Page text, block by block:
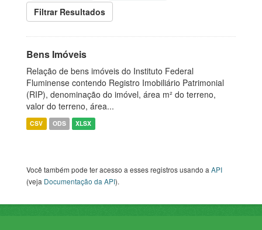
Filtrar Resultados
Bens Imóveis
Relação de bens imóveis do Instituto Federal
Fluminense contendo Registro Imobiliário Patrimonial
(RIP), denominação do imóvel, área m² do terreno,
valor do terreno, área...
CSV ODS XLSX
Você também pode ter acesso a esses registros usando aAPI
(veja Documentação da API).